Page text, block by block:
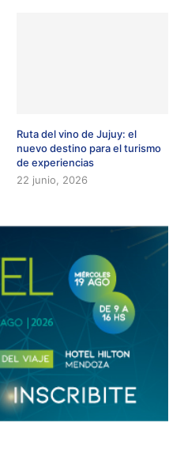
Ruta del vino de Jujuy: el
nuevo destino para el turismo
de experiencias
22 junio, 2026